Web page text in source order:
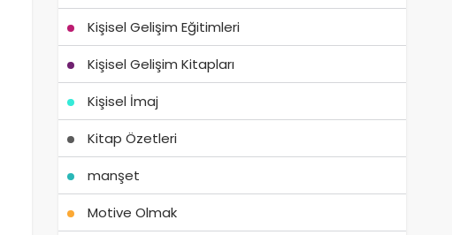
Kişisel Gelişim Eğitimleri
Kişisel Gelişim Kitapları
Kişisel İmaj
Kitap Özetleri
manşet
Motive Olmak